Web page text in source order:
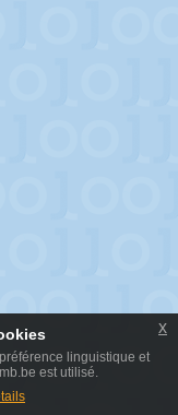
linguistique et
est utilisé.
x